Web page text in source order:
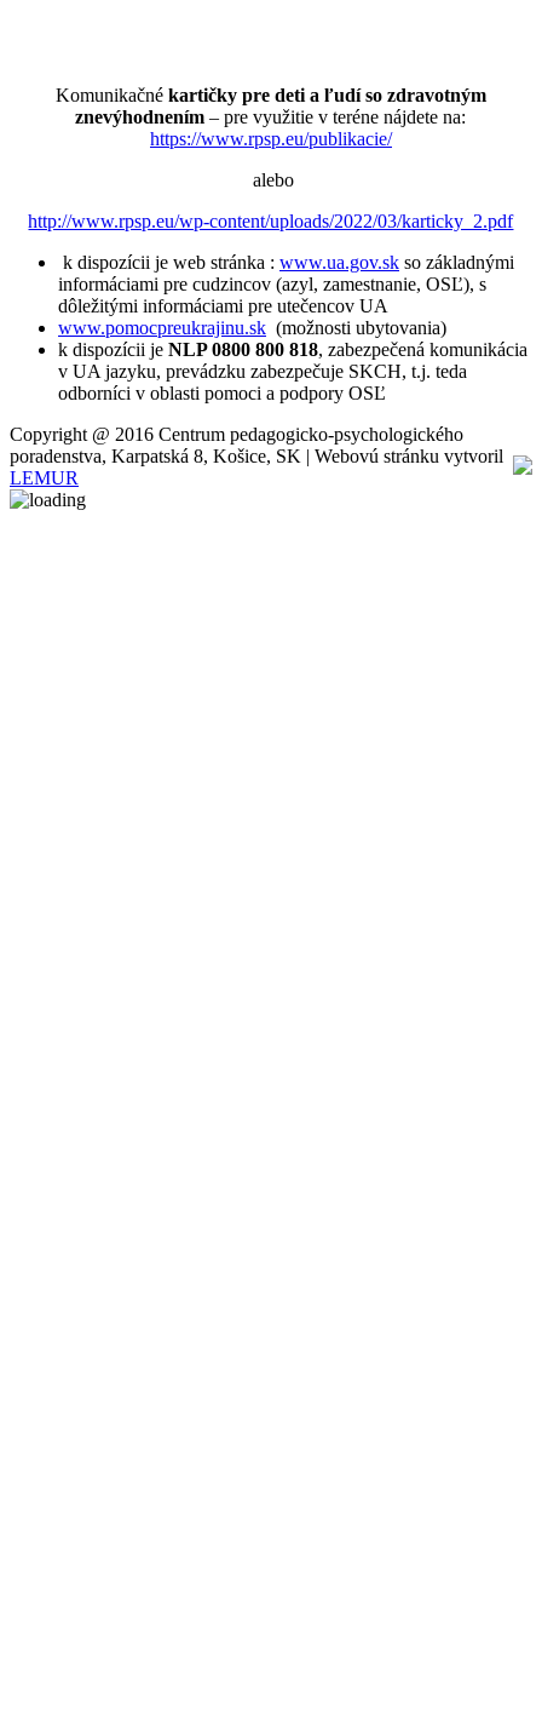
Komunikačné kartičky pre deti a ľudí so zdravotným
znevýhodnením – pre využitie v teréne nájdete na:
https://www.rpsp.eu/publikacie/
alebo
http://www.rpsp.eu/wp-content/uploads/2022/03/karticky_2.pdf
k dispozícii je web stránka : www.ua.gov.sk so základnými
informáciami pre cudzincov (azyl, zamestnanie, OSĽ), s
dôležitými informáciami pre utečencov UA
www.pomocpreukrajinu.sk (možnosti ubytovania)
k dispozícii je NLP 0800 800 818, zabezpečená komunikácia
v UA jazyku, prevádzku zabezpečuje SKCH, t.j. teda
odborníci v oblasti pomoci a podpory OSĽ
Copyright @ 2016 Centrum pedagogicko-psychologického
poradenstva, Karpatská 8, Košice, SK | Webovú stránku vytvoril
LEMUR